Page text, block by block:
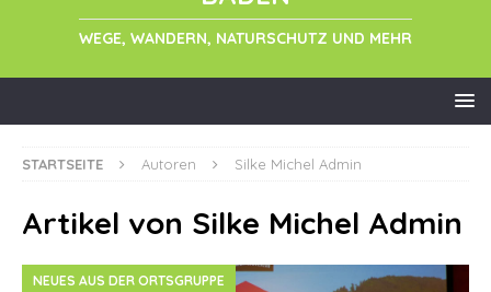
WEGE, WANDERN, NATURSCHUTZ UND MEHR
STARTSEITE Autoren Silke Michel Admin
Artikel von Silke Michel Admin
NEUES AUS DER ORTSGRUPPE